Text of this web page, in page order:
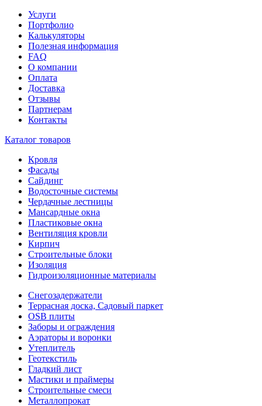
Услуги
Портфолио
Калькуляторы
Полезная информация
FAQ
О компании
Оплата
Доставка
Отзывы
Партнерам
Контакты
Каталог товаров
Кровля
Фасады
Сайдинг
Водосточные системы
Чердачные лестницы
Мансардные окна
Пластиковые окна
Вентиляция кровли
Кирпич
Строительные блоки
Изоляция
Гидроизоляционные материалы
Снегозадержатели
Террасная доска, Садовый паркет
OSB плиты
Заборы и ограждения
Аэраторы и воронки
Утеплитель
Геотекстиль
Гладкий лист
Мастики и праймеры
Строительные смеси
Металлопрокат